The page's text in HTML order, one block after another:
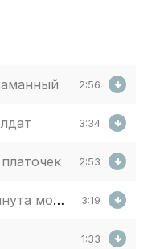
2:56
3:34
2:53
молчания 3:19
1:33